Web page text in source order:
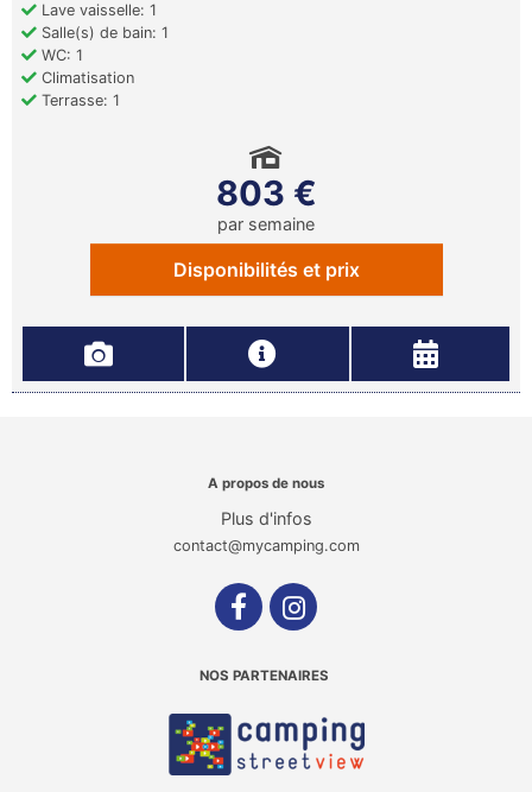
Lave vaisselle: 1
Salle(s) de bain: 1
WC: 1
Climatisation
Terrasse: 1
803 €
par semaine
Disponibilités et prix
A propos de nous
Plus d'infos
contact@mycamping.com
NOS PARTENAIRES